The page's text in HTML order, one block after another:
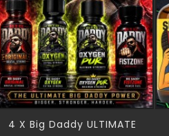
4 X Big Daddy ULTIMATE